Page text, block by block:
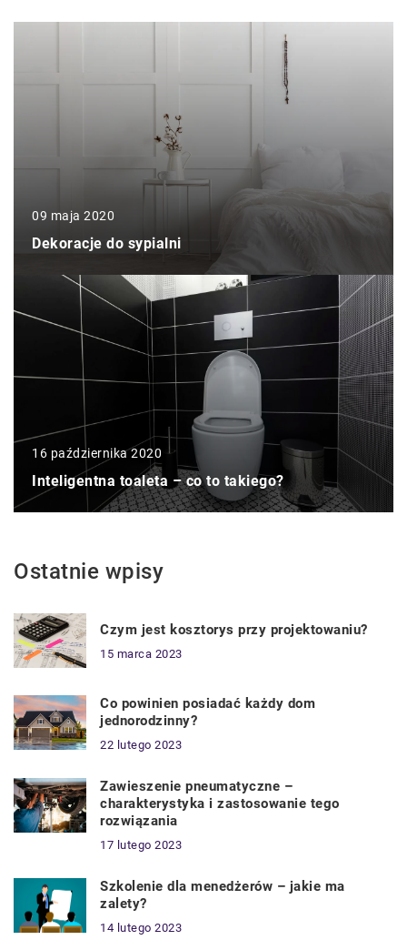
09 maja 2020
Dekoracje do sypialni
16 października 2020
Inteligentna toaleta – co to takiego?
Ostatnie wpisy
Czym jest kosztorys przy projektowaniu?
15 marca 2023
Co powinien posiadać każdy dom
jednorodzinny?
22 lutego 2023
Zawieszenie pneumatyczne –
charakterystyka i zastosowanie tego
rozwiązania
17 lutego 2023
Szkolenie dla menedżerów – jakie ma
zalety?
14 lutego 2023